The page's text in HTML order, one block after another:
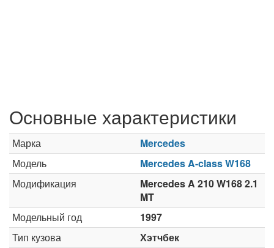
Основные характеристики
Марка
Mercedes
Модель
Mercedes A-class W168
Модификация
Mercedes A 210 W168 2.1
MT
Модельный год
1997
Тип кузова
Хэтчбек